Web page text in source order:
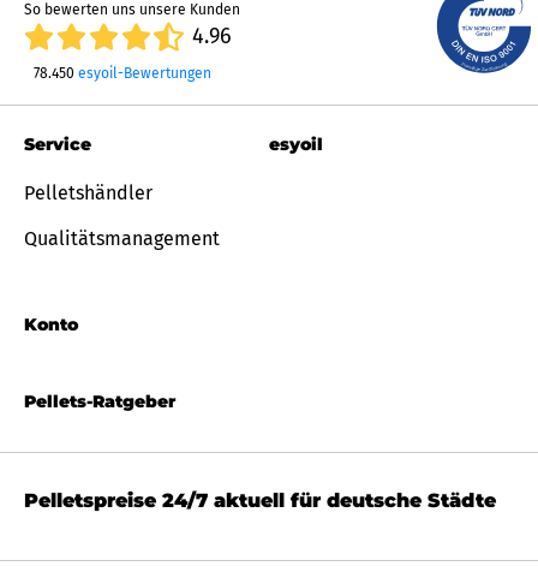
So bewerten uns unsere Kunden
4.96
78.450 esyoil-Bewertungen
Pellets-Ratgeber
Service
Pelletshändler
Qualitätsmanagement
Konto
esyoil
Pelletspreise 24/7 aktuell für deutsche Städte